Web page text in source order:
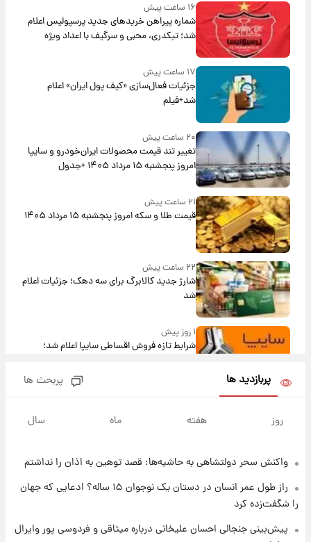
۱۶ ساعت پیش
شماره پیراهن خریدهای جدید پرسپولیس اعلام
شد؛ تیکدری، محبی و سرگیف با اعداد ویژه
۱۷ ساعت پیش
جزئیات فعال‌سازی «کیف پول ایران» اعلام
شد+فیلم
۲۰ ساعت پیش
تغییر تند قیمت محصولات ایران‌خودرو و سایپا
امروز پنجشنبه ۱۵ مرداد ۱۴۰۵ +جدول
۲۱ ساعت پیش
قیمت طلا و سکه امروز پنجشنبه ۱۵ مرداد ۱۴۰۵
۲۲ ساعت پیش
شارژ جدید کالابرگ برای سه دهک؛ جزئیات اعلام
شد
۱ روز پیش
شرایط تازه فروش اقساطی سایپا اعلام شد؛
قیمت سکه و طلا فردا
۱ روز پیش
۱ روز پیش
پربازدید ها پربحث ها
روز هفته ماه سال
واکنش سحر دولتشاهی به حاشیه‌ها: قصد توهین به اذان را نداشتم
راز طول عمر انسان در دستان یک نوجوان ۱۵ ساله؟ ادعایی که جهان
را شگفت‌زده کرد
پیش‌بینی جنجالی احسان علیخانی درباره میثاقی و فردوسی پور وایرال